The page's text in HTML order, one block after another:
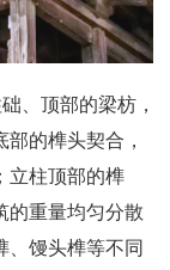
、顶部的梁枋，
的榫头契合，
立柱顶部的榫
的重量均匀分散
、馒头榫等不同